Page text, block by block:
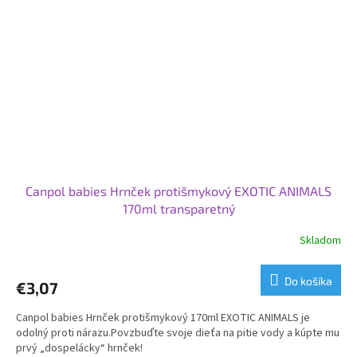
Canpol babies Hrnček protišmykový EXOTIC ANIMALS
170ml transparetný
Skladom
€3,07 Do košíka
Canpol babies Hrnček protišmykový 170ml EXOTIC ANIMALS je
odolný proti nárazu.Povzbuďte svoje dieťa na pitie vody a kúpte mu
prvý „dospelácky“ hrnček!